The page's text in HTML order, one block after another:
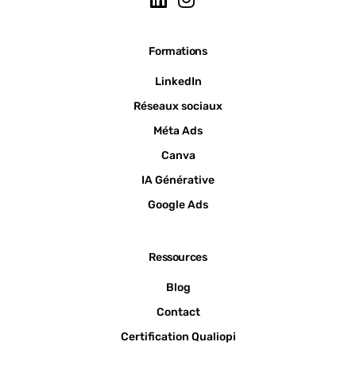
Formations
LinkedIn
Réseaux sociaux
Méta Ads
Canva
IA Générative
Google Ads
Ressources
Blog
Contact
Certification Qualiopi